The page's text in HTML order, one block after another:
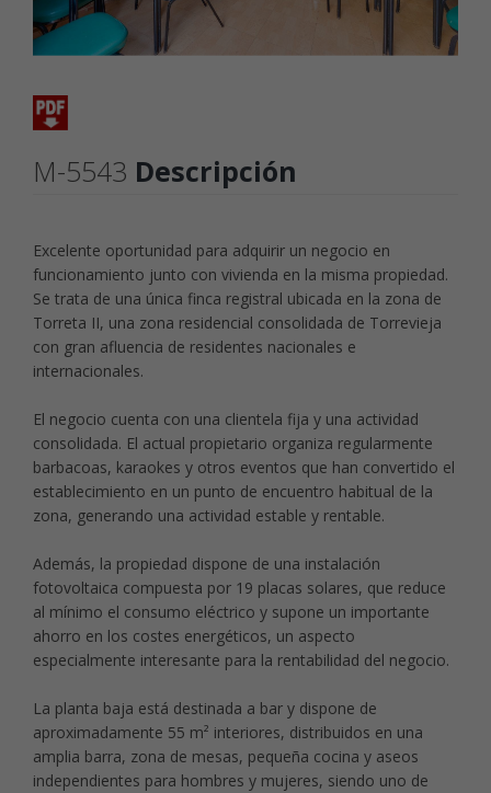
M-5543 Descripción
Excelente oportunidad para adquirir un negocio en
funcionamiento junto con vivienda en la misma propiedad.
Se trata de una única finca registral ubicada en la zona de
Torreta II, una zona residencial consolidada de Torrevieja
con gran afluencia de residentes nacionales e
internacionales.
El negocio cuenta con una clientela fija y una actividad
consolidada. El actual propietario organiza regularmente
barbacoas, karaokes y otros eventos que han convertido el
establecimiento en un punto de encuentro habitual de la
zona, generando una actividad estable y rentable.
Además, la propiedad dispone de una instalación
fotovoltaica compuesta por 19 placas solares, que reduce
al mínimo el consumo eléctrico y supone un importante
ahorro en los costes energéticos, un aspecto
especialmente interesante para la rentabilidad del negocio.
La planta baja está destinada a bar y dispone de
aproximadamente 55 m² interiores, distribuidos en una
amplia barra, zona de mesas, pequeña cocina y aseos
independientes para hombres y mujeres, siendo uno de